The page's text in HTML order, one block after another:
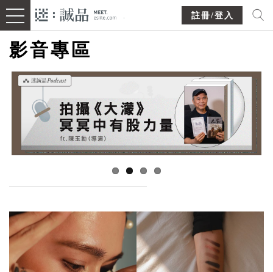
註冊/登入
影音專區